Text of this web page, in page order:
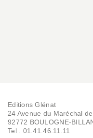
Editions Glénat
24 Avenue du Maréchal
92772 BOULOGNE-
Tel : 01.41.46.11.11